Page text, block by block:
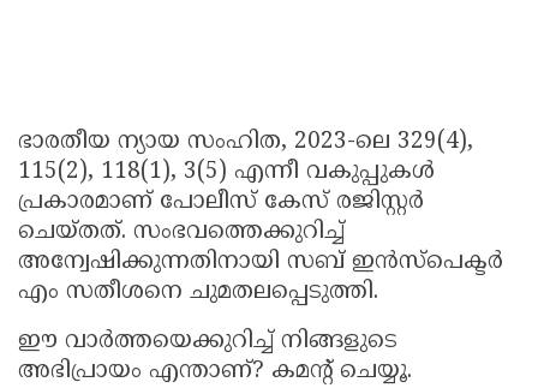
ഭാരതീയ ന്യായ സംഹിത, 2023-ലെ 329(4),
115(2), 118(1), 3(5) എന്നീ വകുപ്പുകൾ
പ്രകാരമാണ് പോലീസ് കേസ് രജിസ്റ്റർ
ചെയ്തത്. സംഭവത്തെക്കുറിച്ച്
അന്വേഷിക്കുന്നതിനായി സബ് ഇൻസ്പെക്ടർ
എം സതീശനെ ചുമതലപ്പെടുത്തി.
ഈ വാർത്തയെക്കുറിച്ച് നിങ്ങളുടെ
അഭിപ്രായം എന്താണ്? കമന്റ് ചെയ്യൂ.